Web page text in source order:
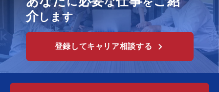
介します
登録してキャリア相談する